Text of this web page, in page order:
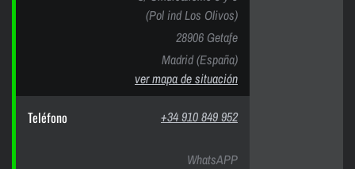
(Pol ind Los Olivos)
28906 Getafe
Madrid (España)
ver mapa de situación
Teléfono +34 910 849 952
WhatsAPP